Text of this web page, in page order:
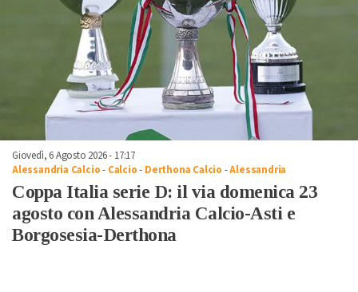
Giovedì, 6 Agosto 2026 - 17:17
Alessandria Calcio- Calcio- Derthona Calcio -Alessandria
Coppa Italia serie D: il via domenica 23
agosto con Alessandria Calcio-Asti e
Borgosesia-Derthona